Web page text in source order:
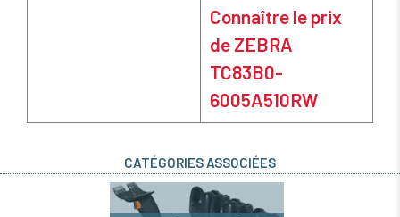
Connaître le prix
de ZEBRA
TC83B0-
6005A510RW
CATÉGORIES ASSOCIÉES